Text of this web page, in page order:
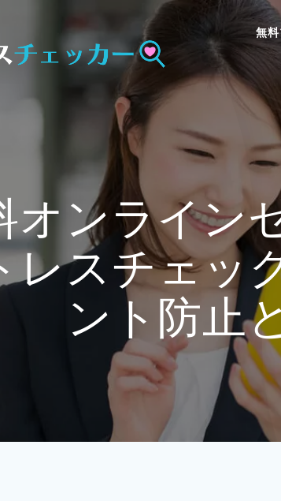
無
オンライン
レスチェッ
ント防止